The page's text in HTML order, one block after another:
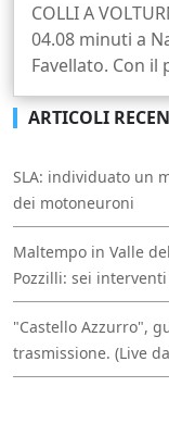
COLLI A
04.08 minuti a
Favellato. Con il
ARTICOLI
SLA: individuato un
dei motoneuroni
Maltempo in Valle
Pozzilli: sei
"Castello Azzurro",
trasmissione. (Live